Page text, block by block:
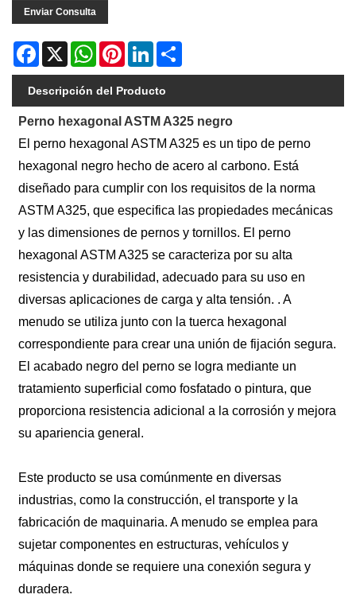
Enviar Consulta
Facebook
X WhatsAppPinterestLinkedIn
Descripción del Producto
Perno hexagonal ASTM A325 negro
El perno hexagonal ASTM A325 es un tipo de perno
hexagonal negro hecho de acero al carbono. Está
diseñado para cumplir con los requisitos de la norma
ASTM A325, que especifica las propiedades mecánicas
y las dimensiones de pernos y tornillos. El perno
hexagonal ASTM A325 se caracteriza por su alta
resistencia y durabilidad, adecuado para su uso en
diversas aplicaciones de carga y alta tensión. . A
menudo se utiliza junto con la tuerca hexagonal
correspondiente para crear una unión de fijación segura.
El acabado negro del perno se logra mediante un
tratamiento superficial como fosfatado o pintura, que
proporciona resistencia adicional a la corrosión y mejora
su apariencia general.
Este producto se usa comúnmente en diversas
industrias, como la construcción, el transporte y la
fabricación de maquinaria. A menudo se emplea para
sujetar componentes en estructuras, vehículos y
máquinas donde se requiere una conexión segura y
duradera.